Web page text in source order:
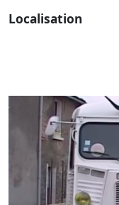
Localisation